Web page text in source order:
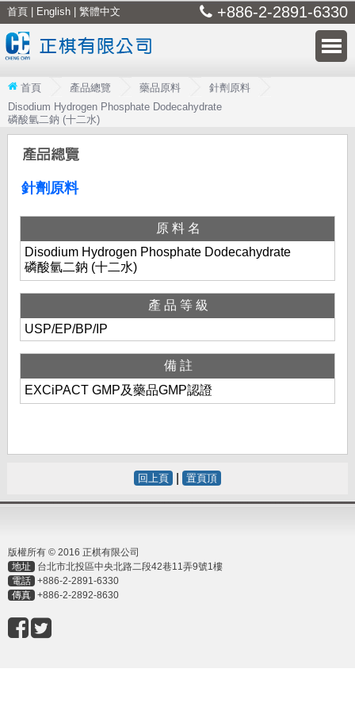
首頁| English| 繁體中文 +886-2-2891-6330
首頁 產品總覽 藥品原料
針劑原料
Disodium Hydrogen Phosphate Dodecahydrate
磷酸氫二鈉 (十二水)
針劑原料
原料名
Disodium Hydrogen Phosphate Dodecahydrate
磷酸氫二鈉 (十二水)
產品等級
USP/EP/BP/IP
備註
EXCiPACT GMP及藥品GMP認證
回上頁 置頁頂
版權所有 © 2016 正棋有限公司
地址
台北市北投區中央北路二段42巷11弄9號1樓
電話 +886-2-2891-6330
傳真 +886-2-2892-8630